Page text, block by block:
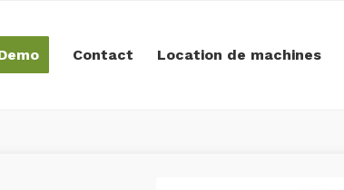
Contact Location de machines